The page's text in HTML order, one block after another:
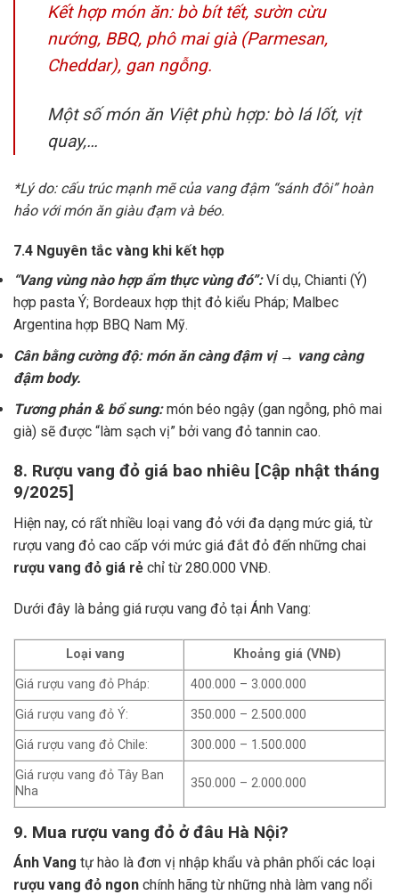
Kết hợp món ăn: bò bít tết, sườn cừu
nướng, BBQ, phô mai già (Parmesan,
Cheddar), gan ngỗng.
Một số món ăn Việt phù hợp: bò lá lốt, vịt
quay,…
*Lý do: cấu trúc mạnh mẽ của vang đậm “sánh đôi” hoàn
hảo với món ăn giàu đạm và béo.
7.4 Nguyên tắc vàng khi kết hợp
“Vang vùng nào hợp ẩm thực vùng đó”:Ví dụ, Chianti (Ý)
hợp pasta Ý; Bordeaux hợp thịt đỏ kiểu Pháp; Malbec
Argentina hợp BBQ Nam Mỹ.
Cân bằng cường độ: món ăn càng đậm vị → vang càng
đậm body.
Tương phản & bổ sung:món béo ngậy (gan ngỗng, phô mai
già) sẽ được “làm sạch vị” bởi vang đỏ tannin cao.
8. Rượu vang đỏ giá bao nhiêu [Cập nhật tháng
9/2025]
Hiện nay, có rất nhiều loại vang đỏ với đa dạng mức giá, từ
rượu vang đỏ cao cấp với mức giá đắt đỏ đến những chai
rượu vang đỏ giá rẻ chỉ từ 280.000 VNĐ.
Dưới đây là bảng giá rượu vang đỏ tại Ánh Vang:
Loại vang
Khoảng giá (VNĐ)
Giá rượu vang đỏ Pháp:
400.000 – 3.000.000
Giá rượu vang đỏ Ý:
350.000 – 2.500.000
Giá rượu vang đỏ Chile:
300.000 – 1.500.000
Giá rượu vang đỏ Tây Ban
Nha
350.000 – 2.000.000
9. Mua rượu vang đỏ ở đâu Hà Nội?
Ánh Vang tự hào là đơn vị nhập khẩu và phân phối các loại
rượu vang đỏ ngon chính hãng từ những nhà làm vang nổi